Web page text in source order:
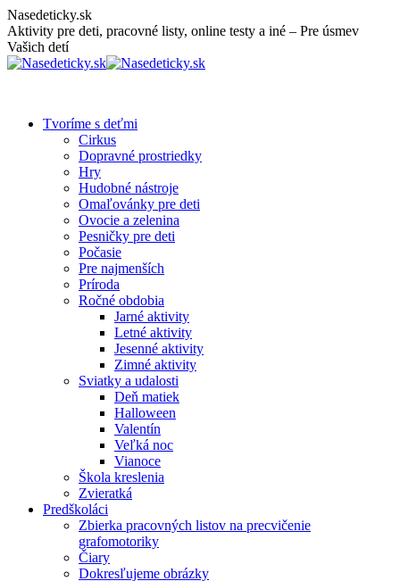
Skip
to
content
Nasedeticky.sk
Aktivity pre deti, pracovné listy, online testy a iné – Pre úsmev
Vašich detí
Tvoríme s deťmi
Cirkus
Dopravné prostriedky
Hry
Hudobné nástroje
Omaľovánky pre deti
Ovocie a zelenina
Pesničky pre deti
Počasie
Pre najmenších
Príroda
Ročné obdobia
Jarné aktivity
Letné aktivity
Jesenné aktivity
Zimné aktivity
Sviatky a udalosti
Deň matiek
Halloween
Valentín
Veľká noc
Vianoce
Škola kreslenia
Zvieratká
Predškoláci
Zbierka pracovných listov na precvičenie
grafomotoriky
Čiary
Dokresľujeme obrázky